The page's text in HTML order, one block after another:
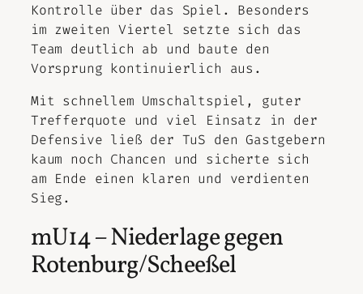
Kontrolle über das Spiel. Besonders
im zweiten Viertel setzte sich das
Team deutlich ab und baute den
Vorsprung kontinuierlich aus.
Mit schnellem Umschaltspiel, guter
Trefferquote und viel Einsatz in der
Defensive ließ der TuS den Gastgebern
kaum noch Chancen und sicherte sich
am Ende einen klaren und verdienten
Sieg.
mU14 – Niederlage gegen
Rotenburg/Scheeßel